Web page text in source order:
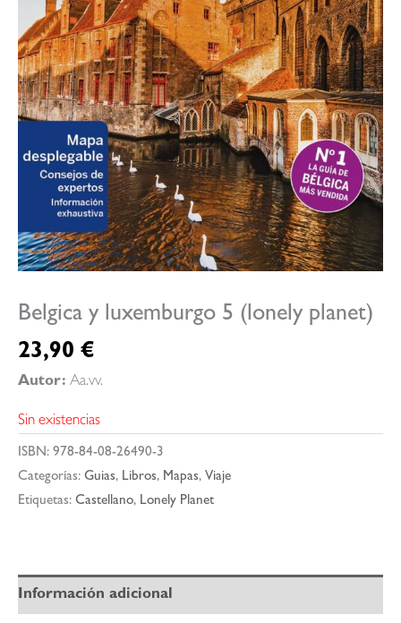
Belgica y luxemburgo 5 (lonely planet)
23,90 €
Autor: Aa.vv.
Sin existencias
ISBN: 978-84-08-26490-3
Categorías: Guias, Libros, Mapas, Viaje
Etiquetas: Castellano, Lonely Planet
Información adicional